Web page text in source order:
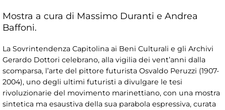
Mostra a cura di Massimo Duranti e Andrea
Baffoni.
La Sovrintendenza Capitolina ai Beni Culturali e gli Archivi
Gerardo Dottori celebrano, alla vigilia dei vent’anni dalla
scomparsa, l’arte del pittore futurista Osvaldo Peruzzi (1907-
2004), uno degli ultimi futuristi a divulgare le tesi
rivoluzionarie del movimento marinettiano, con una mostra
sintetica ma esaustiva della sua parabola espressiva, curata